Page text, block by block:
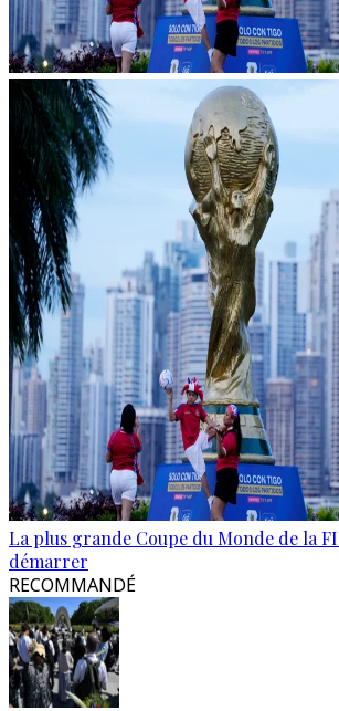
La plus grande Coupe du Monde de la
démarrer
RECOMMANDÉ